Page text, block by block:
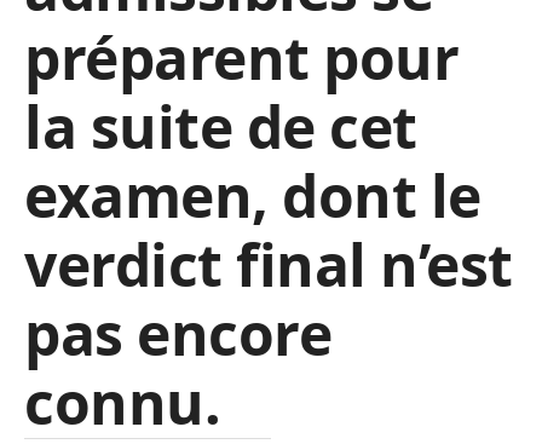
préparent pour
la suite de cet
examen, dont le
verdict final n’est
pas encore
connu.